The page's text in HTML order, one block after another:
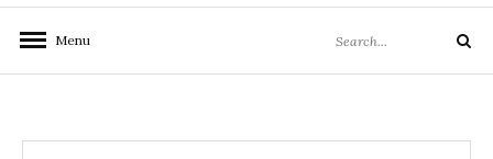
Menu
for:
Search